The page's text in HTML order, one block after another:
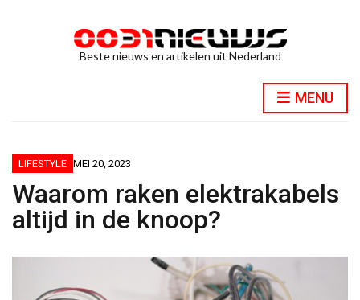
Beste nieuws en artikelen uit Nederland
MENU
LIFESTYLE MEI 20, 2023
Waarom raken elektrakabels
altijd in de knoop?